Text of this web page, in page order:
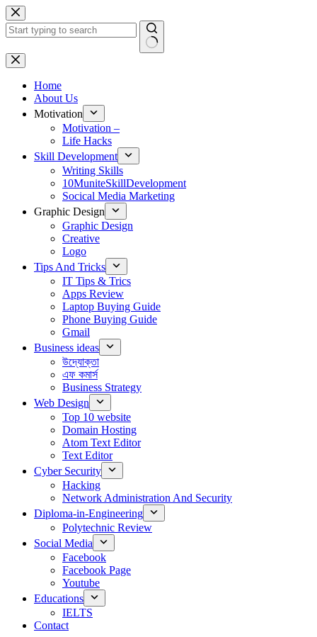
Skip
to
content
No
results
Home
About Us
Motivation
Motivation –
Life Hacks
Skill Development
Writing Skills
10MuniteSkillDevelopment
Socical Media Marketing
Graphic Design
Graphic Design
Creative
Logo
Tips And Tricks
IT Tips & Trics
Apps Review
Laptop Buying Guide
Phone Buying Guide
Gmail
Business ideas
উদ্যোক্তা
এফ কমার্স
Business Strategy
Web Design
Top 10 website
Domain Hosting
Atom Text Editor
Text Editor
Cyber Security
Hacking
Network Administration And Security
Diploma-in-Engineering
Polytechnic Review
Social Media
Facebook
Facebook Page
Youtube
Educations
IELTS
Contact